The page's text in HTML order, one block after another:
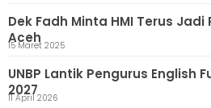
Dek Fadh Minta HMI Terus
Aceh 15 Maret 2025
UNBP Lantik Pengurus English
202711 April 2026